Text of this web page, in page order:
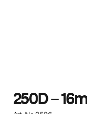
250D –